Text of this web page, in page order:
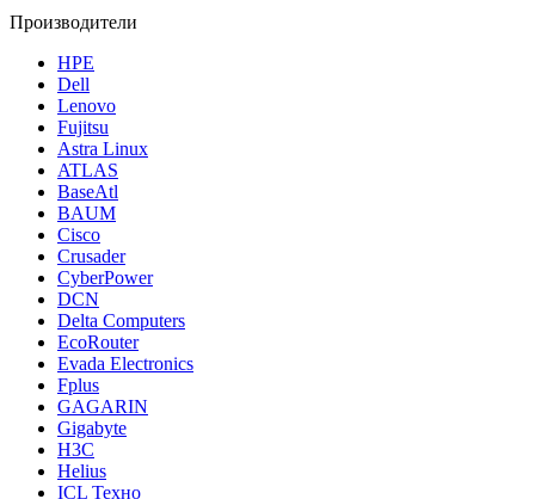
Производители
HPE
Dell
Lenovo
Fujitsu
Astra Linux
ATLAS
BaseAtl
BAUM
Cisco
Crusader
CyberPower
DCN
Delta Computers
EcoRouter
Evada Electronics
Fplus
GAGARIN
Gigabyte
H3C
Helius
ICL Техно